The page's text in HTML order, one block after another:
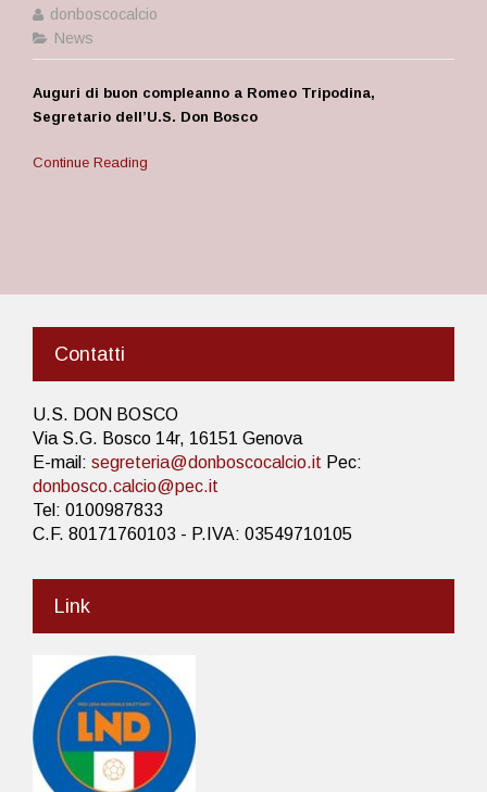
donboscocalcio
News
Auguri di buon compleanno a Romeo Tripodina,
Segretario dell’U.S. Don Bosco
Continue Reading
Contatti
U.S. DON BOSCO
Via S.G. Bosco 14r, 16151 Genova
E-mail: segreteria@donboscocalcio.it Pec:
donbosco.calcio@pec.it
Tel: 0100987833
C.F. 80171760103 - P.IVA: 03549710105
Link